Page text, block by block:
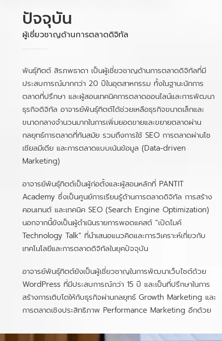
ปัจจุบัน
ผู้เชี่ยวชาญด้านการตลาดดิจิทัล
พันธุ์ทิตต์ สิรภพธาดา เป็นผู้เชี่ยวชาญด้านการตลาดดิจิทัลที่มี
ประสบการณ์มากกว่า 20 ปีในอุตสาหกรรม ทั้งในฐานะนักการ
ตลาดที่ปรึกษา และผู้สอนเทคนิคการตลาดออนไลน์และการพัฒนา
ธุรกิจดิจิทัล อาจารย์พันธุ์ทิตต์ได้ช่วยเหลือธุรกิจขนาดเล็กและ
ขนาดกลางจำนวนมากในการเพิ่มยอดขายและขยายตลาดผ่าน
กลยุทธ์การตลาดที่ทันสมัย รวมถึงการใช้ SEO การตลาดผ่านโซ
เชียลมีเดีย และการตลาดแบบเน้นข้อมูล (Data-driven
Marketing)
อาจารย์พันธุ์ทิตต์เป็นผู้ก่อตั้งและผู้สอนหลักที่ PANTIT
Academy ซึ่งเป็นศูนย์การเรียนรู้ด้านการตลาดดิจิทัล การสร้าง
คอนเทนต์ และเทคนิค SEO (Search Engine Optimization)
นอกจากนี้ยังเป็นผู้ดำเนินรายการพอดแคสต์ “เปิดไมค์
Technology Talk” ที่นำเสนอแนวคิดและการวิเคราะห์เกี่ยวกับ
เทคโนโลยีและการตลาดดิจิทัลในยุคปัจจุบัน
อาจารย์พันธุ์ทิตต์ยังเป็นผู้เชี่ยวชาญในการพัฒนาเว็บไซต์ด้วย
WordPress ที่มีประสบการณ์กว่า 15 ปี และเป็นที่ปรึกษาในการ
สร้างการเติบโตให้กับธุรกิจผ่านกลยุทธ์ Growth Marketing และ
การตลาดเชิงประสิทธิภาพ Performance Marketing อีกด้วย